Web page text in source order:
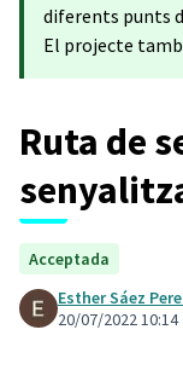
diferents punts
El projecte
Ruta de
Acceptada
Esther Sáez
20/07/2022 10:14